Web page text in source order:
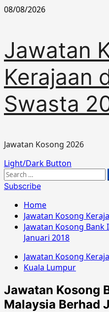
Skip
08/08/2026
Jawatan
Kerajaan
Swasta
Jawatan Kosong 2026
Primary
Menu
Light/Dark Button
Search
for:
Subscribe
Home
Jawatan Kosong
Jawatan Kosong Bank
Januari 2018
Jawatan Kosong
Kuala Lumpur
Jawatan Kosong
Malaysia Berhad